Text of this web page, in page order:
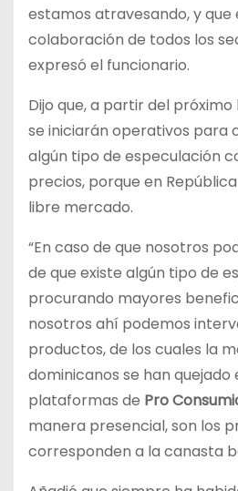
estamos atravesando, y que
colaboración de todos los
expresó el funcionario.
Dijo que, a partir del próximo
se iniciarán operativos para
algún tipo de especulación
precios, porque en
libre mercado.
“En caso de que nosotros
de que existe algún tipo de
procurando mayores
nosotros ahí podemos
productos, de los cuales la
dominicanos se han quejado
plataformas de Pro
manera presencial, son los
corresponden a la canasta